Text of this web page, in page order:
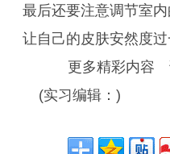
最后还要注意调节室内
让自己的皮肤安然度过
更多精彩内容
(实习编辑：)